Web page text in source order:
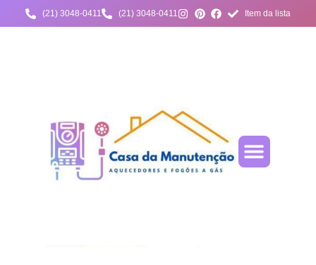
(21) 3048-0411 (21) 3048-0411 Item da lista